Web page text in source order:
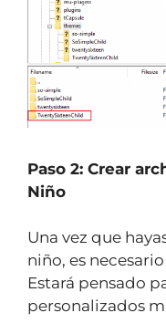
Paso 2: Crear
Niño
Una vez que
niño, es
Estará pensado
personalizados